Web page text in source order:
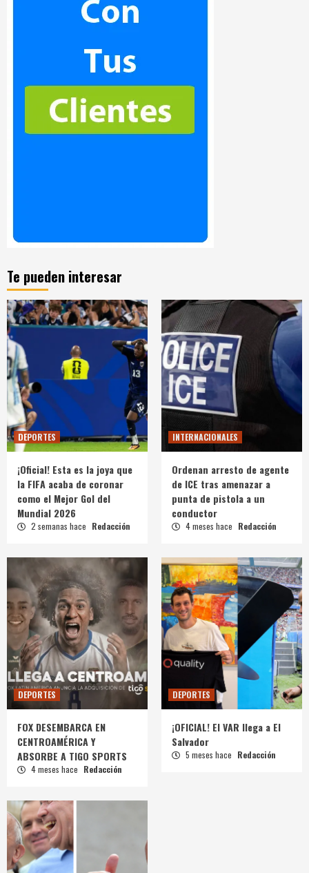
Te pueden interesar
DEPORTES
¡Oficial! Esta es la joya que
la FIFA acaba de coronar
como el Mejor Gol del
Mundial 2026
2 semanas hace Redacción
INTERNACIONALES
Ordenan arresto de agente
de ICE tras amenazar a
punta de pistola a un
conductor
4 meses hace Redacción
DEPORTES
FOX DESEMBARCA EN
CENTROAMÉRICA Y
ABSORBE A TIGO SPORTS
4 meses hace Redacción
DEPORTES
¡OFICIAL! El VAR llega a El
Salvador
5 meses hace Redacción